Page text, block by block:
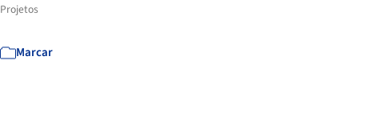
Projetos
Marcar